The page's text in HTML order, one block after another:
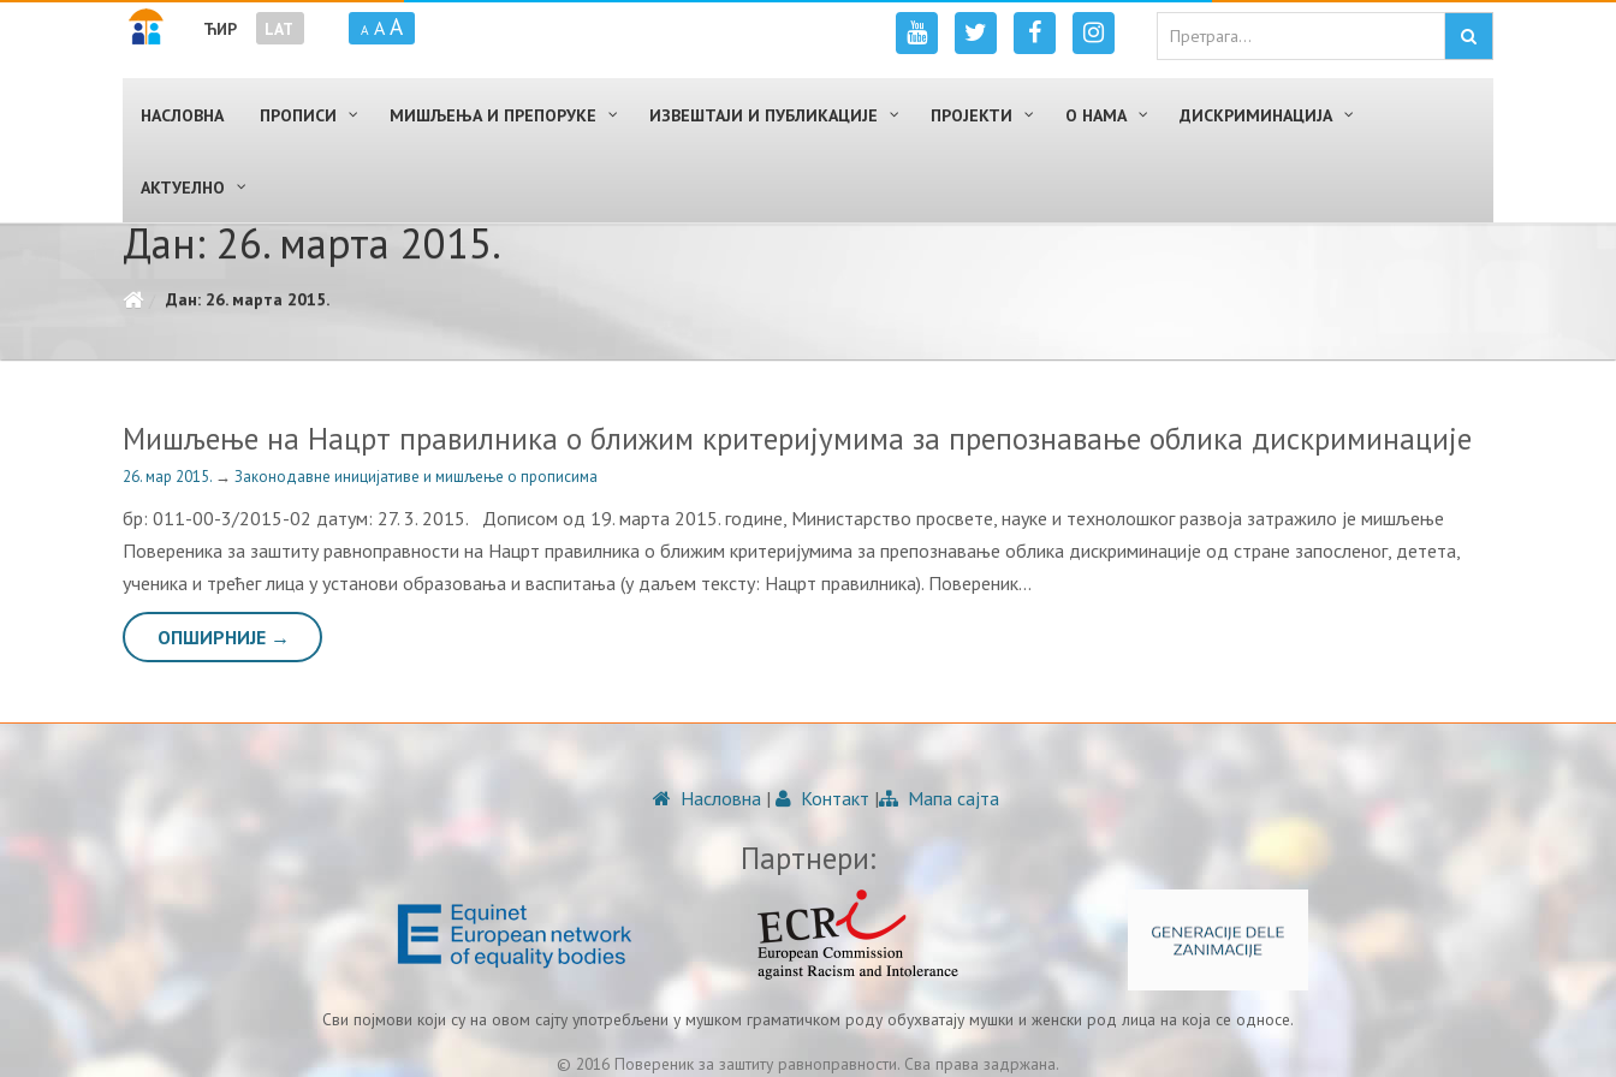
ЋИР LAT A A A
НАСЛОВНА ПРОПИСИ МИШЉЕЊА И ПРЕПОРУКЕ ИЗВЕШТАЈИ И ПУБЛИКАЦИЈЕ ПРОЈЕКТИ О НАМА ДИСКРИМИНАЦИЈА
AКТУЕЛНО
Дан: 26. марта 2015.
Дан: 26. марта 2015.
Мишљење на Нацрт правилника о ближим критеријумима за препознавање облика дискриминације
26. мар 2015. → Законодавне иницијативе и мишљење о прописима
бр: 011-00-3/2015-02 датум: 27. 3. 2015. Дописом од 19. марта 2015. године, Министарство просвете, науке и технолошког развоја затражило је мишљење
Повереника за заштиту равноправности на Нацрт правилника о ближим критеријумима за препознавање облика дискриминације од стране запосленог, детета,
ученика и трећег лица у установи образовања и васпитања (у даљем тексту: Нацрт правилника). Повереник…
ОПШИРНИЈЕ →
Насловна | Контакт | Мапа сајта
Партнери:
Сви појмови који су на овом сајту употребљени у мушком граматичком роду обухватају мушки и женски род лица на која се односе.
© 2016 Повереник за заштиту равноправности. Сва права задржана.